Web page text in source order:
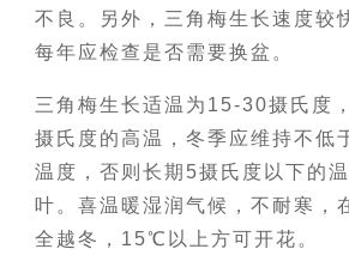
不良。另外，三角梅生长速度较
每年应检查是否需要换盆。
三角梅生长适温为15-30摄氏度
摄氏度的高温，冬季应维持不低
温度，否则长期5摄氏度以下的
叶。喜温暖湿润气候，不耐寒，
全越冬，15℃以上方可开花。